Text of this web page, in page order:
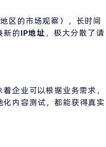
区的市场观察），长时间
新的IP地址，极大分散了请
企业可以根据业务需求，
内容测试，都能获得真实